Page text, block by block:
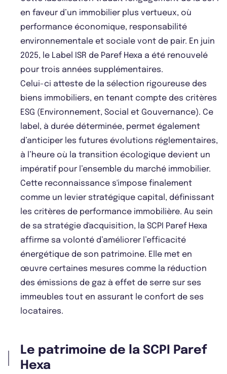
en faveur d’un immobilier plus vertueux, où
performance économique, responsabilité
environnementale et sociale vont de pair. En juin
2025, le Label ISR de Paref Hexa a été renouvelé
pour trois années supplémentaires.
Celui-ci atteste de la sélection rigoureuse des
biens immobiliers, en tenant compte des critères
ESG (Environnement, Social et Gouvernance). Ce
label, à durée déterminée, permet également
d’anticiper les futures évolutions réglementaires,
à l’heure où la transition écologique devient un
impératif pour l’ensemble du marché immobilier.
Cette reconnaissance s'impose finalement
comme un levier stratégique capital, définissant
les critères de performance immobilière. Au sein
de sa stratégie d'acquisition, la SCPI Paref Hexa
affirme sa volonté d’améliorer l’efficacité
énergétique de son patrimoine. Elle met en
œuvre certaines mesures comme la réduction
des émissions de gaz à effet de serre sur ses
immeubles tout en assurant le confort de ses
locataires.
Le patrimoine de la SCPI Paref
Hexa